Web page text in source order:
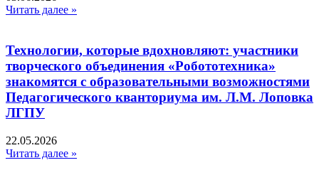
Читать далее »
Технологии, которые вдохновляют: участники
творческого объединения «Робототехника»
знакомятся с образовательными возможностями
Педагогического кванториума им. Л.М. Лоповка
ЛГПУ
22.05.2026
Читать далее »